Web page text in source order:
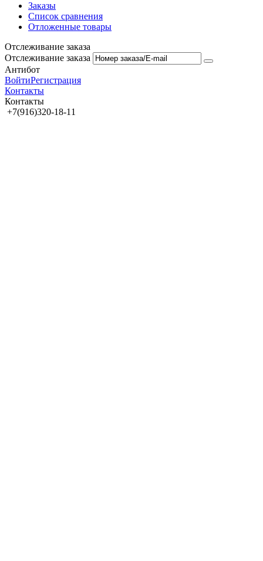
Заказы
Список сравнения
Отложенные товары
Отслеживание заказа
Отслеживание заказа
Антибот
ВойтиРегистрация
Контакты
Контакты
+7(916)320-18-11